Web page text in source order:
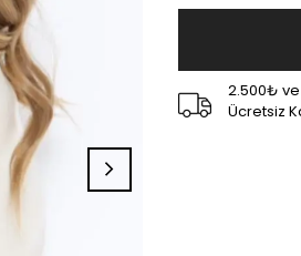
2.500₺
Ücretsiz